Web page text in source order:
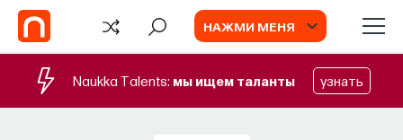
НАЖМИ МЕНЯ
Naukka Talents: мы ищем таланты узнать